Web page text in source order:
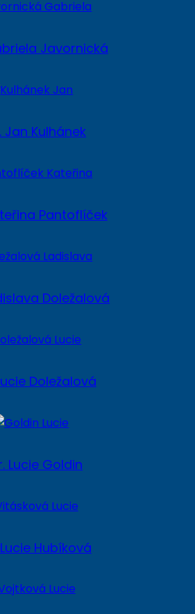
Javornická
Jan Kulhánek
Pantoflíček
Doležalová
Doležalová
Lucie Goldin
Hubíková